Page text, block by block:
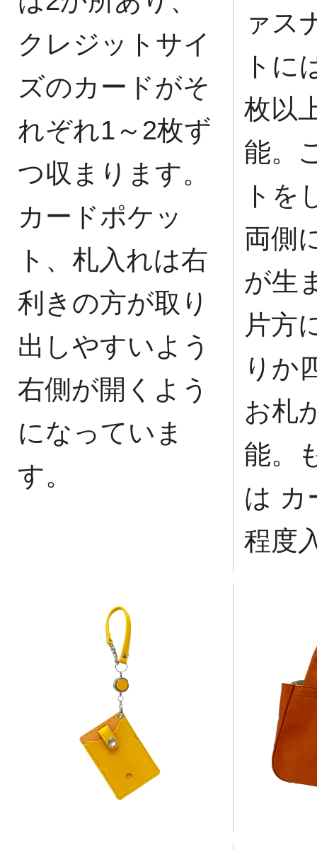
クレジットサイ
ズのカードがそ
れぞれ1～2枚ず
つ収まります。
カードポケッ
ト、札入れは右
利きの方が取り
出しやすいよう
右側が開くよう
になっていま
す。
ァス
トに
枚以
能。
トを
両側
が生
片方
りか
お札
能。
は カ
程度